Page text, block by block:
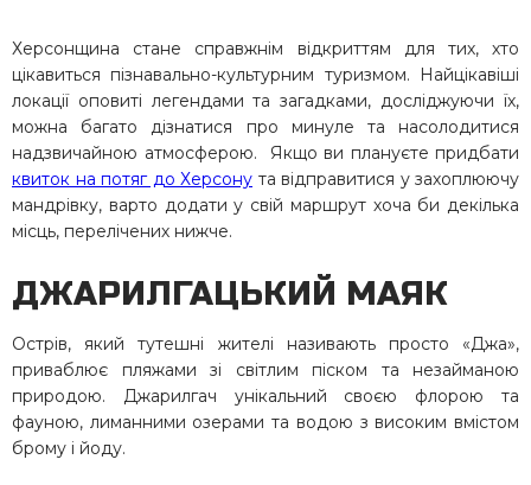
Херсонщина стане справжнім відкриттям для тих, хто
цікавиться пізнавально-культурним туризмом. Найцікавіші
локації оповиті легендами та загадками, досліджуючи їх,
можна багато дізнатися про минуле та насолодитися
надзвичайною атмосферою. Якщо ви плануєте придбати
квиток на потяг до Херсону та відправитися у захоплюючу
мандрівку, варто додати у свій маршрут хоча би декілька
місць, перелічених нижче.
ДЖАРИЛГАЦЬКИЙ МАЯК
Острів, який тутешні жителі називають просто «Джа»,
приваблює пляжами зі світлим піском та незайманою
природою. Джарилгач унікальний своєю флорою та
фауною, лиманними озерами та водою з високим вмістом
брому і йоду.